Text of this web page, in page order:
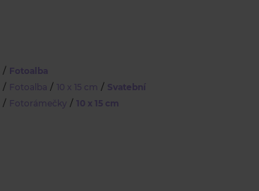
/ Fotoalba
/ Fotoalba / 10 x 15 cm / Svatební
/ Fotorámečky / 10 x 15 cm